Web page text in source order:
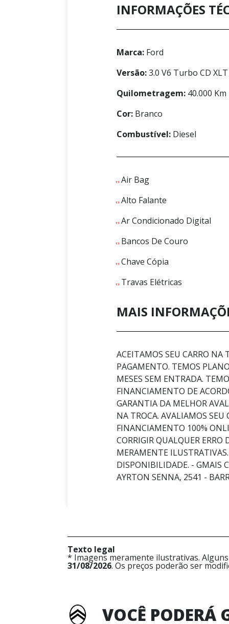
INFORMAÇÕES
Marca: Ford
Versão:3.0 V6 Turbo CD
Quilometragem: 40.000 Km
Cor: Branco
Combustível: Diesel
Air Bag
Alto Falante
Ar Condicionado Digital
Bancos De Couro
Chave Cópia
Travas Elétricas
MAIS
ACEITAMOS SEU CARRO NA
PAGAMENTO. TEMOS
MESES SEM ENTRADA.
FINANCIAMENTO DE
GARANTIA DA MELHOR
NA TROCA. AVALIAMOS SEU
FINANCIAMENTO 100%
CORRIGIR QUALQUER
MERAMENTE
DISPONIBILIDADE. - GMAIS
AYRTON SENNA, 2541 -
Texto legal
* Imagens meramente ilustrativas.
31/08/2026. Os preços poderão ser
VOCÊ PODERÁ